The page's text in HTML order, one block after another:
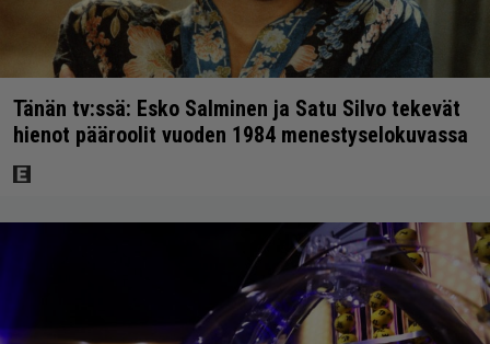
Tänän tv:ssä: Esko Salminen ja Satu Silvo tekevät
hienot pääroolit vuoden 1984 menestyselokuvassa